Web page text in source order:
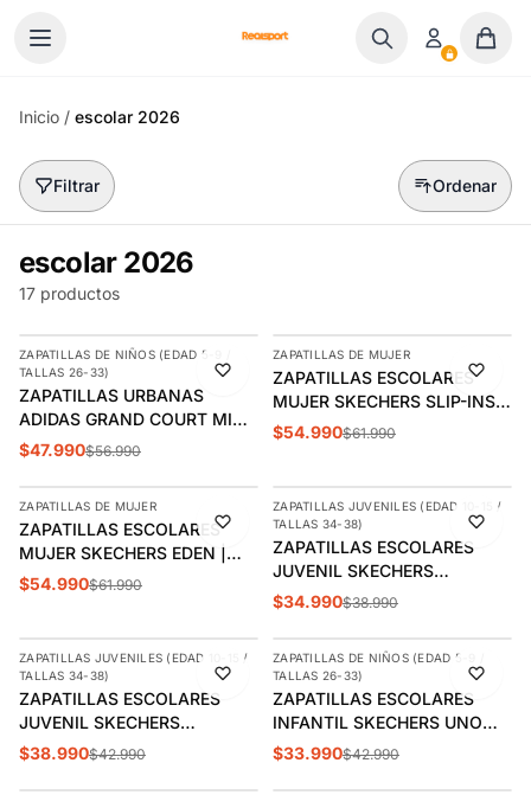
Inicio / escolar 2026
Filtrar Ordenar
escolar 2026
17 productos
-16%
AGREGAR
ZAPATILLAS DE NIÑOS (EDAD 5-9 /
TALLAS 26-33)
ZAPATILLAS URBANAS
ADIDAS GRAND COURT MID
INFANTIL | JR0803
$47.990$56.990
-11%
ÚLTIMAS 3
ZAPATILLAS DE MUJER
ZAPATILLAS ESCOLARES
MUJER SKECHERS SLIP-INS
LX-ROYAL | 185008-BBK
$54.990$61.990
-11%
AGREGAR
ZAPATILLAS DE MUJER
ZAPATILLAS ESCOLARES
MUJER SKECHERS EDEN |
185110-BBK
$54.990$61.990
-10%
ÚLTIMAS 3
ZAPATILLAS JUVENILES (EDAD 10-15 /
TALLAS 34-38)
ZAPATILLAS ESCOLARES
JUVENIL SKECHERS
MICROSPEC PLUS |
$34.990$38.990
-9%
ZAPATILLAS JUVENILES (EDAD 10-15 /
TALLAS 34-38)
ZAPATILLAS ESCOLARES
JUVENIL SKECHERS
DELODOX | 403694L-BBK
$38.990$42.990
-21%
AGREGAR
ZAPATILLAS DE NIÑOS (EDAD 5-9 /
TALLAS 26-33)
ZAPATILLAS ESCOLARES
INFANTIL SKECHERS UNO
LITE | 403695L-BBK
$33.990$42.990
AGREGAR AGREGAR